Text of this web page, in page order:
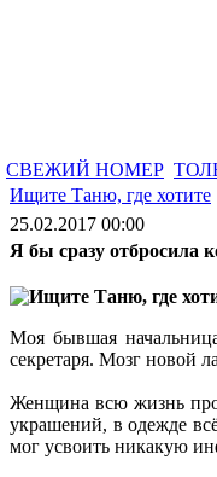
СВЕЖИЙ НОМЕР
Ищите Таню, где хотите
25.02.2017 00:00
Я бы сразу отбросила
Моя бывшая
секретаря. Мозг новой
Женщина всю жизнь
украшений, в одежде
мог усвоить никакую